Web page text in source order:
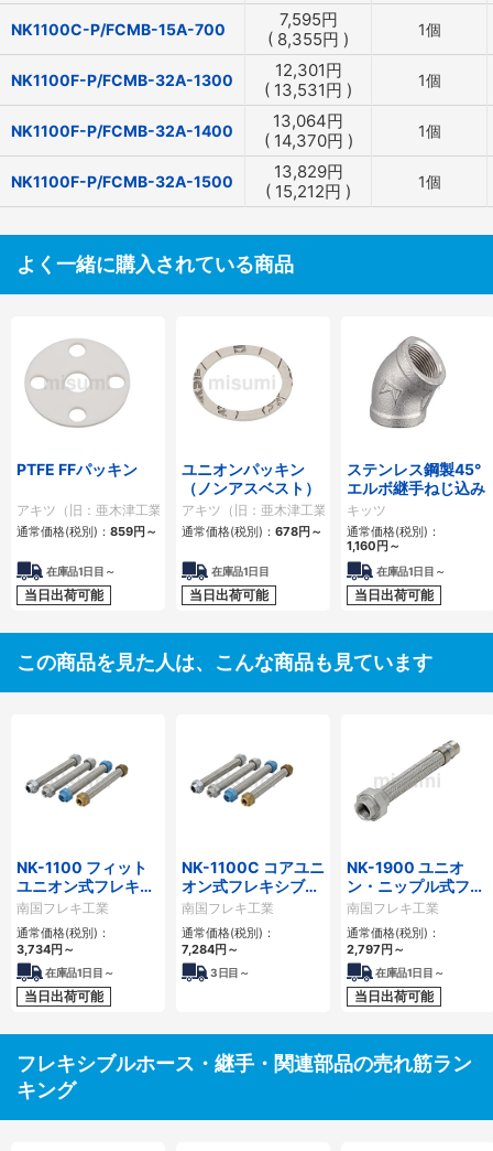
NK1100C-P/FCMB-15A-700 7,595円
( 8,355円 ) 1個
NK1100F-P/FCMB-32A-1300 12,301円
( 13,531円 ) 1個
NK1100F-P/FCMB-32A-1400 13,064円
( 14,370円 ) 1個
NK1100F-P/FCMB-32A-1500 13,829円
( 15,212円 ) 1個
よく一緒に購入されている商品
PTFE FFパッキン
アキツ（旧：亜木津工業）
通常価格(税別)： 859円～
在庫品1日目～
当日出荷可能
ユニオンパッキン
（ノンアスベスト）
アキツ（旧：亜木津工業）
通常価格(税別)： 678円～
在庫品1日目
当日出荷可能
ステンレス鋼製45°
エルボ継手ねじ込み
キッツ
通常価格(税別)：
1,160円～
在庫品1日目～
当日出荷可能
この商品を見た人は、こんな商品も見ています
NK-1100 フィット
ユニオン式フレキシ
ブルホース
南国フレキ工業
通常価格(税別)：
3,734円～
在庫品1日目～
当日出荷可能
NK-1100C コアユニ
オン式フレキシブル
ホース
南国フレキ工業
通常価格(税別)：
7,284円～
3日目～
NK-1900 ユニオ
ン・ニップル式フレ
キシブルホース
南国フレキ工業
通常価格(税別)：
2,797円～
在庫品1日目～
当日出荷可能
フレキシブルホース・継手・関連部品の売れ筋ラン
キング